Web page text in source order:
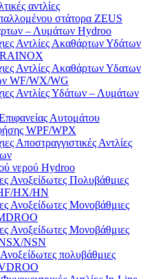
αντλίες
στάτορα ZEUS
– Λυμάτων Hydroo
Αντλίες Ακαθάρτων Υδάτων
Αντλίες Ακαθάρτων Υδατων
WF/WX/WG
Αντλίες Υδάτων – Λυμάτων
Αυτομάτου
WPF/WPX
Αποστραγγιστικές Αντλίες
νερού Ηydroo
Ανοξείδωτες Πολυβάθμιες
ΗF/HX/HN
Ανοξείδωτες Μονοβάθμιες
Ανοξείδωτες Μονοβάθμιες
ΝSX/NSN
πολυβάθμιες